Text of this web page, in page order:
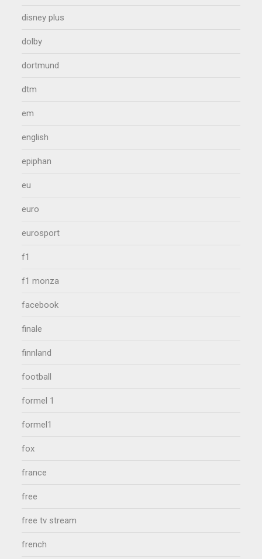
disney plus
dolby
dortmund
dtm
em
english
epiphan
eu
euro
eurosport
f1
f1 monza
facebook
finale
finnland
football
formel 1
formel1
fox
france
free
free tv stream
french